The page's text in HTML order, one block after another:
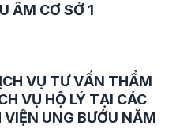
ÂM CƠ SỞ 1
VỤ TƯ VẤN THẨM
VỤ HỘ LÝ TẠI CÁC
UNG BƯỚU NĂM